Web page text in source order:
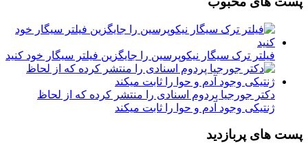
فیلتر ترک سیگار نیکوپرسین را جایگزین فیلتر سیگار خود کنید
دکتر جورجیا پردوم اسنادی را منتشر کرده که از لحاظ
ژنتیکی وجود آدم و حوا را ثابت میکند
پست های پربازدید